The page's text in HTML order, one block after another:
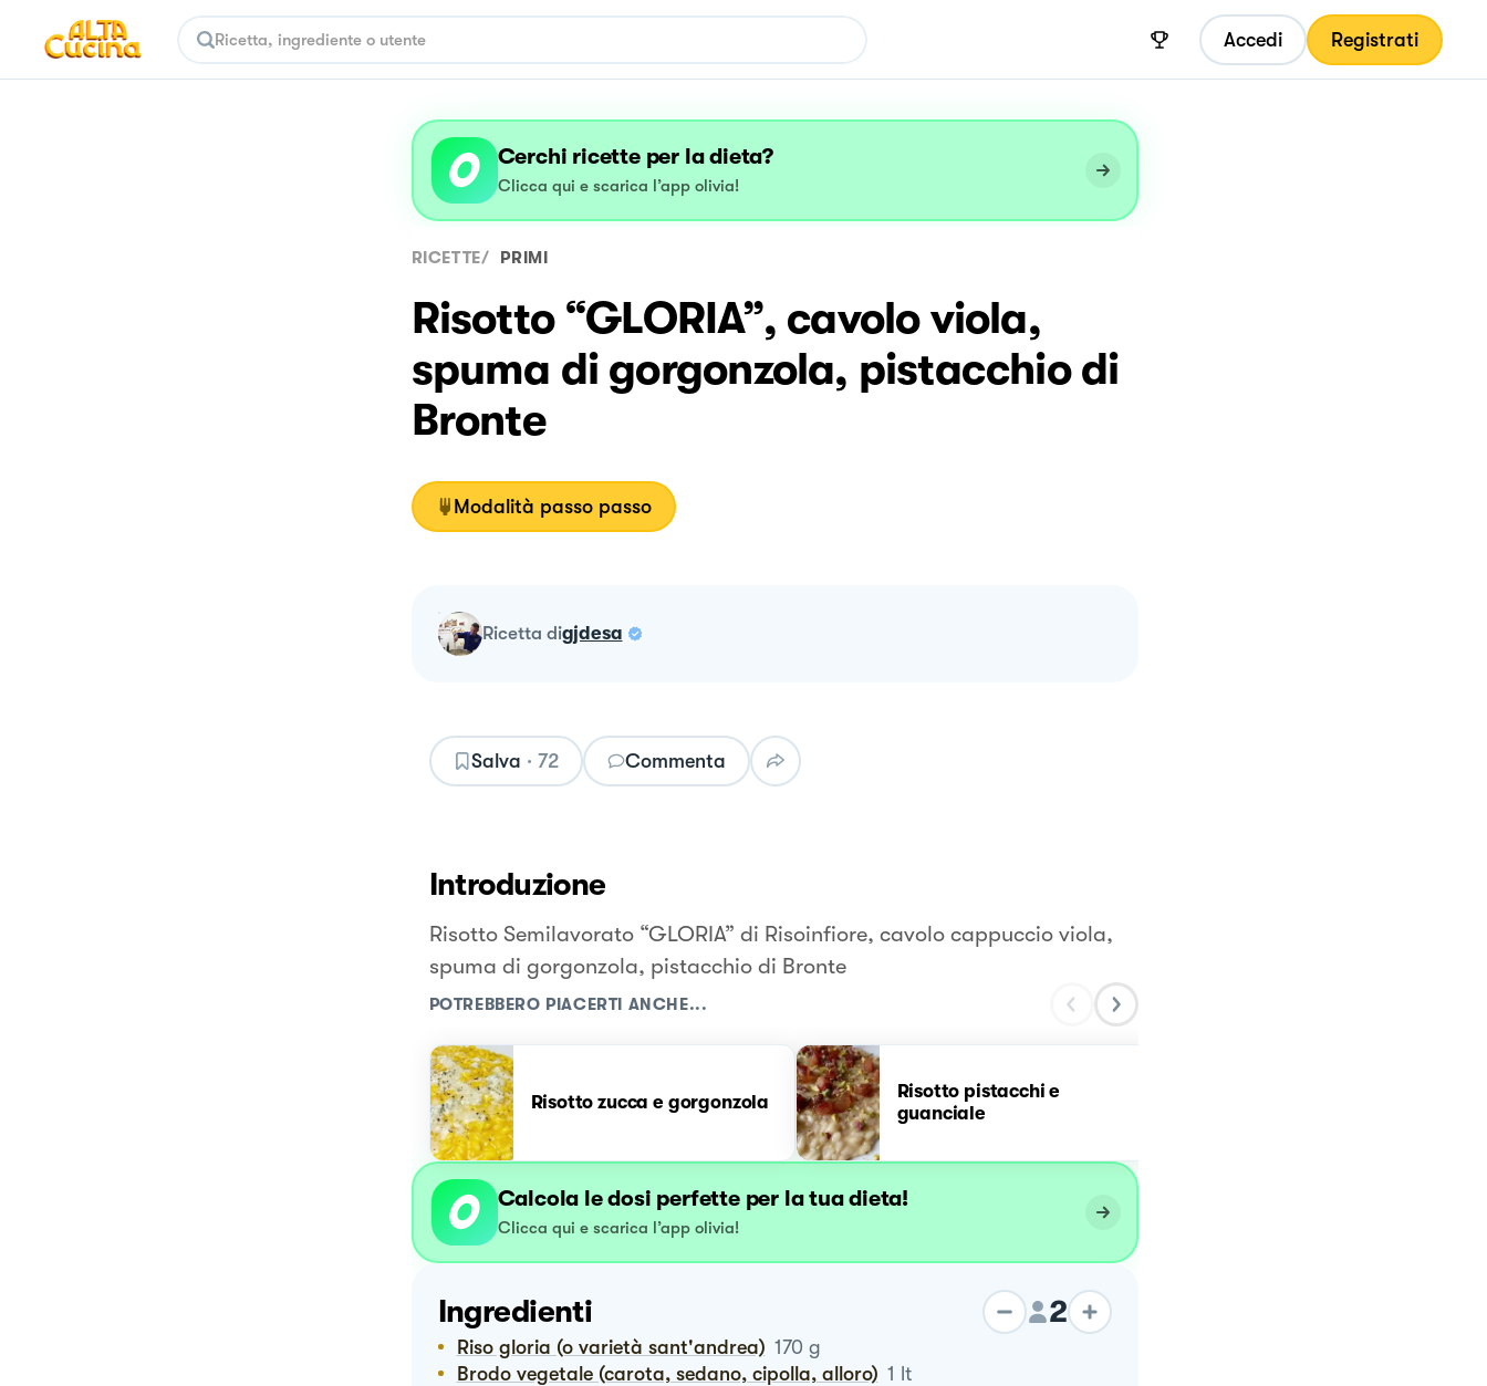
Accedi Registrati
Cerchi ricette per la dieta?
Clicca qui e scarica l’app olivia!
RICETTE/ PRIMI
Risotto “GLORIA”, cavolo viola,
spuma di gorgonzola, pistacchio di
Bronte
Modalità passo passo
ricetta digjdesa
Salva · 72 Commenta
Introduzione
Risotto Semilavorato “GLORIA” di Risoinfiore, cavolo cappuccio viola,
spuma di gorgonzola, pistacchio di Bronte
POTREBBERO PIACERTI ANCHE...
Risotto zucca e gorgonzola
Risotto pistacchi e
guanciale
Calcola le dosi perfette per la tua dieta!
Clicca qui e scarica l’app olivia!
Ingredienti 2
Riso gloria (o varietà sant'andrea) 170 g
Brodo vegetale (carota, sedano, cipolla, alloro) 1 lt